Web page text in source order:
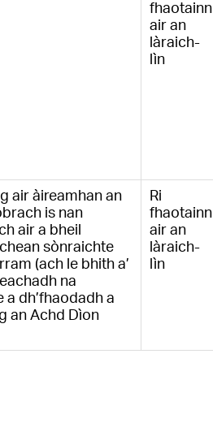
fhaotainn
air an
làraich-
lìn
air àireamhan an
is nan
air a bheil
sònraichte
(ach le bhith a’
na
a dh’fhaodadh a
an Achd Dìon
Ri
fhaotainn
air an
làraich-
lìn